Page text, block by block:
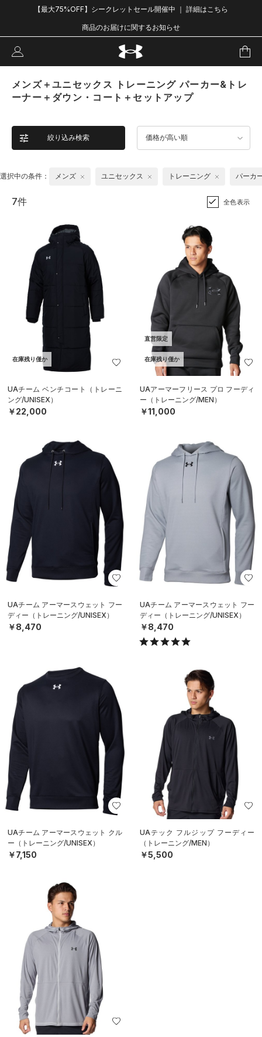
【最大75%OFF】シークレットセール開催中 ｜ 詳細はこちら
商品のお届けに関するお知らせ
メンズ＋ユニセックス トレーニング パーカー&トレ
ーナー＋ダウン・コート＋セットアップ
絞り込み検索 価格が高い順
選択中の条件： メンズ ユニセックス トレーニング パーカ
7件 全色表示
在庫残り僅か
UAチーム ベンチコート（トレーニ
ング/UNISEX）
￥22,000
直営限定
在庫残り僅か
UAアーマーフリース プロ フーディ
ー（トレーニング/MEN）
￥11,000
UAチーム アーマースウェット フー
ディー（トレーニング/UNISEX）
￥8,470
UAチーム アーマースウェット フー
ディー（トレーニング/UNISEX）
￥8,470
UAチーム アーマースウェット クル
ー（トレーニング/UNISEX）
￥7,150
UAテック フルジップ フーディー
（トレーニング/MEN）
￥5,500